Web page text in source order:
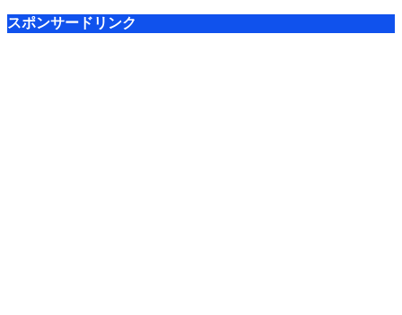
スポンサードリンク